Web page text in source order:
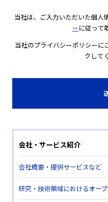
当社は、ご入力いただいた個人
ーに従って
当社のプライバシーポリシーに
クして
会社・サービス紹介
会社概要・提供サービスなど
研究・技術領域におけるオー